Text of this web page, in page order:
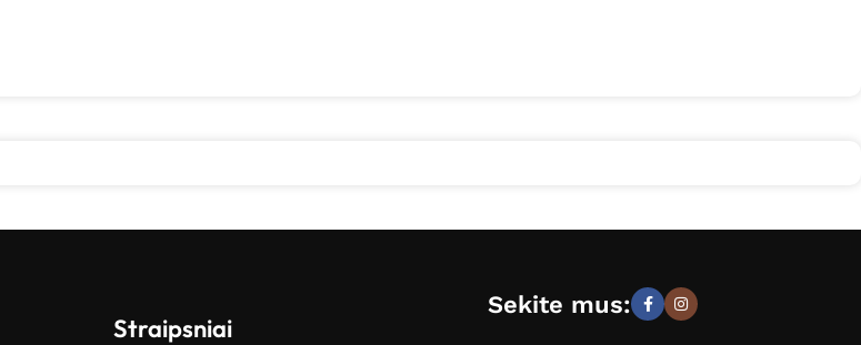
Straipsniai
Sekite mus: